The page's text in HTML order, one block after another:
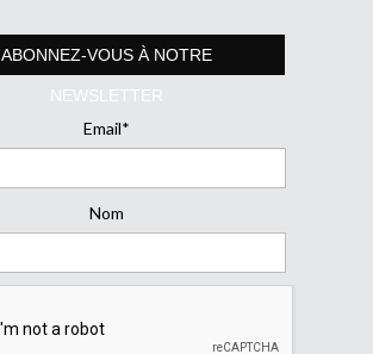
ABONNEZ-VOUS À NOTRE
NEWSLETTER
Email*
Nom